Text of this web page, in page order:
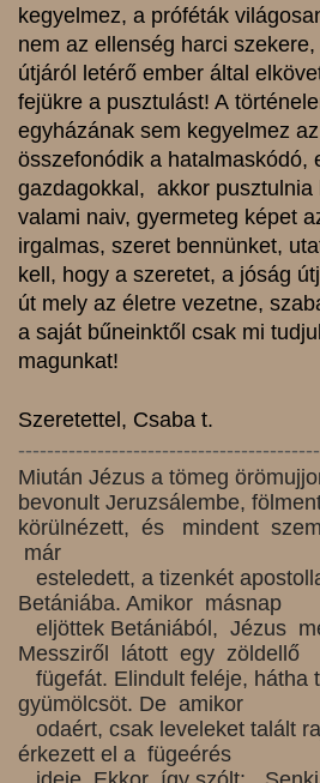
kegyelmez, a próféták
nem az ellenség harci
útjáról letérő ember által
fejükre a pusztulást! A
egyházának sem kegyelmez
összefonódik a hatalmaskódó,
gazdagokkal, akkor pusztulnia
valami naiv, gyermeteg képet
irgalmas, szeret bennünket,
kell, hogy a szeretet, a jóság
út mely az életre vezetne,
a saját bűneinktől csak mi
magunkat!
Szeretettel, Csaba t.
Miután Jézus a tömeg
bevonult Jeruzsálembe,
körülnézett, és mindent
már
esteledett, a tizenkét
Betániába. Amikor másnap
eljöttek Betániából, Jézus
Messziről látott egy zöldellő
fügefát. Elindult feléje, hátha
gyümölcsöt. De amikor
odaért, csak leveleket talált
érkezett el a fügeérés